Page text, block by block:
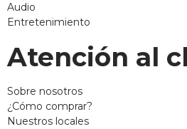
Audio
Entretenimiento
Atención al
Sobre nosotros
¿Cómo comprar?
Nuestros locales